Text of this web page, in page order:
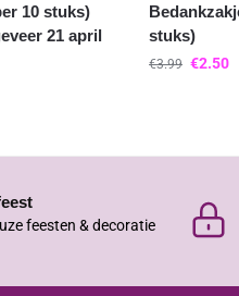
10 stuks)
21 april
stuks)
€3.99 €2.50
feesten & decoratie